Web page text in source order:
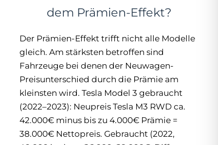
dem Prämien-Effekt?
Der Prämien-Effekt trifft nicht alle Modelle
gleich. Am stärksten betroffen sind
Fahrzeuge bei denen der Neuwagen-
Preisunterschied durch die Prämie am
kleinsten wird. Tesla Model 3 gebraucht
(2022–2023): Neupreis Tesla M3 RWD ca.
42.000€ minus bis zu 4.000€ Prämie =
38.000€ Nettopreis. Gebraucht (2022,